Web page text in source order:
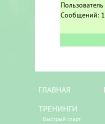
Пользователь
Сообщений:
ГЛАВНАЯ
ТРЕНИНГИ
Быстрый старт